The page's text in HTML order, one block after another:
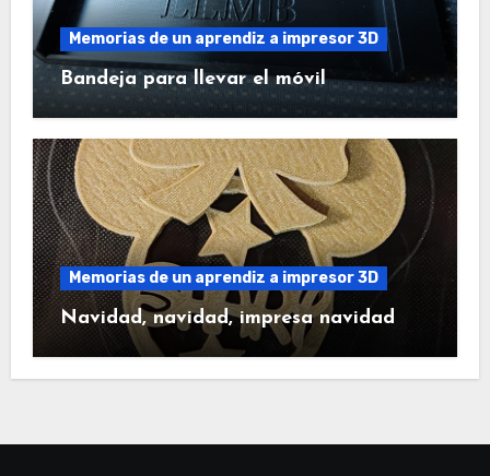
Memorias de un aprendiz a impresor 3D
Bandeja para llevar el móvil
Memorias de un aprendiz a impresor 3D
Navidad, navidad, impresa navidad